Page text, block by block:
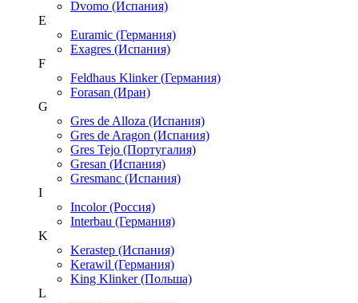
Dvomo (Испания)
E
Euramic (Германия)
Exagres (Испания)
F
Feldhaus Klinker (Германия)
Forasan (Иран)
G
Gres de Alloza (Испания)
Gres de Aragon (Испания)
Gres Tejo (Португалия)
Gresan (Испания)
Gresmanc (Испания)
I
Incolor (Россия)
Interbau (Германия)
K
Kerastep (Испания)
Kerawil (Германия)
King Klinker (Польша)
L